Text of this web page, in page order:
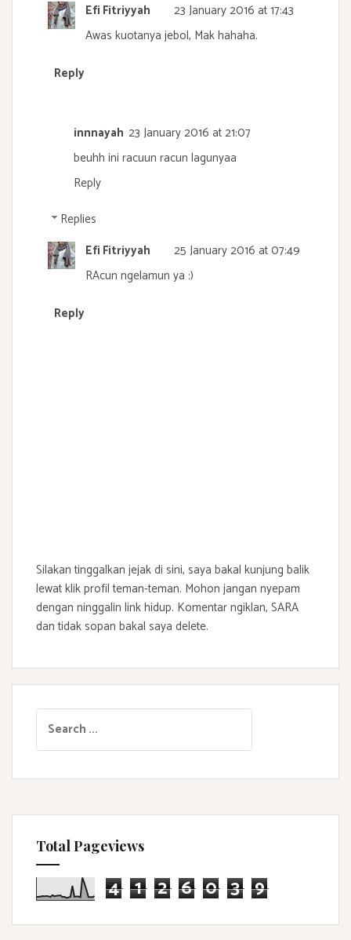
Efi Fitriyyah
23 January 2016 at 17:43
Awas kuotanya jebol, Mak hahaha.
Reply
innnayah 23 January 2016 at 21:07
beuhh ini racuun racun lagunyaa
Reply
Replies
Efi Fitriyyah
25 January 2016 at 07:49
RAcun ngelamun ya :)
Reply
Silakan tinggalkan jejak di sini, saya bakal kunjung balik
lewat klik profil teman-teman. Mohon jangan nyepam
dengan ninggalin link hidup. Komentar ngiklan, SARA
dan tidak sopan bakal saya delete.
a
r
h
o
r
Total Pageviews
4 1 2 6 0 3 9